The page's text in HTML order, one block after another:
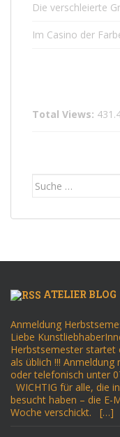
Die verschleierte
Im Casino der
Total Views:
Suche
ATELIER BLOG
Anmeldung
Liebe
Herbstsemester startet
als üblich !!!
oder telefonisch unter
WICHTIG für alle, die
besucht haben – die E-
Woche verschickt. […]